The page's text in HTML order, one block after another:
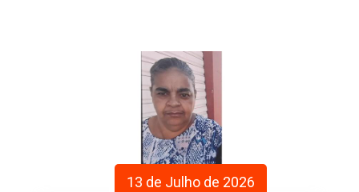
13 de Julho de 2026